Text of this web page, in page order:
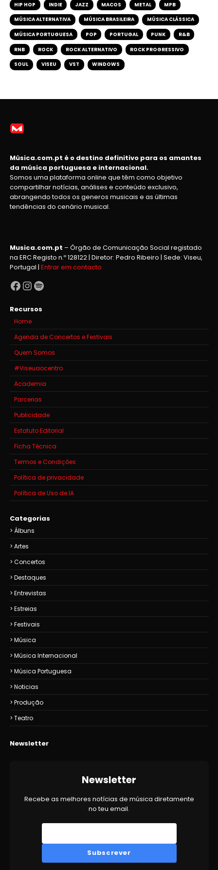
HIP HOP INDIE JAZZ MACOS METAL MPB
MÚSICA ALTERNATIVA MÚSICA BRASILEIRA MÚSICA CLÁSSICA
MÚSICA PORTUGUESA POP PORTUGAL PUNK R&B
RNB ROCK ROCK ALTERNATIVO ROCK PROGRESSIVO
SOUL VISEU VST WINDOWS
Música.com.pt é o destino definitivo para os amantes
da música portuguesa e internacional.
Somos uma plataforma online que têm como objetivo
compartilhar notícias, análises e conteúdo exclusivo,
abrangendo todos os generos musicais e as últimas
tendências do cenário musical.
Musica.com.pt – Órgão de Comunicação Social registado
na ERC Registo n.º 128122 | Diretor: Pedro Ribeiro | Sede: Viseu,
Portugal | Entrar em contacto
Facebook
Instagram
Spotify
Recursos
Home
Agenda de Concertos e Festivais
Quem Somos
#Viseuaocentro
Academia
Parcerias
Publicidade
Estatuto Editorial
Ficha Técnica
Termos e Condições
Política de privacidade
Política de Uso de IA
Categorias
Álbuns
Artes
Concertos
Destaques
Entrevistas
Estreias
Festivais
Música
Música Internacional
Música Portuguesa
Noticias
Produção
Teatro
Newsletter
Newsletter
Recebe as melhores notícias de música diretamente
no teu email.
Subscrever